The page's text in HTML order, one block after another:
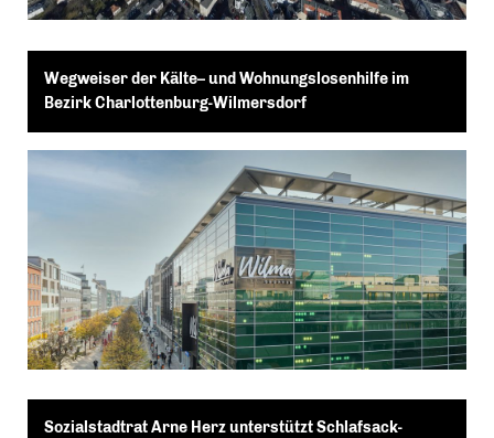
Wegweiser der Kälte– und Wohnungslosenhilfe im
Bezirk Charlottenburg-Wilmersdorf
Sozialstadtrat Arne Herz unterstützt Schlafsack-